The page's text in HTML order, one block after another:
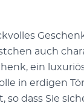
auch
ein
in erdigen
so dass Sie